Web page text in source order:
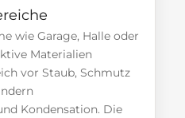
wie Garage, Halle oder
Materialien
vor Staub, Schmutz
Kondensation. Die